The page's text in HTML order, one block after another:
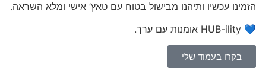
הזמינו עכשיו ותיהנו מבישול בטוח עם טאץ’ אישי ומלא השראה.
💙 HUB-ility אומנות עם ערך.
בקרו בעמוד שלי